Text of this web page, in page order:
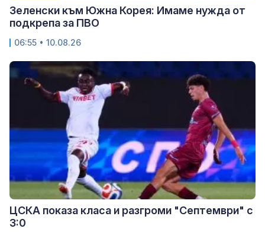
Зеленски към Южна Корея: Имаме нужда от
подкрепа за ПВО
06:55 • 10.08.26
ЦСКА показа класа и разгроми "Септември" с
3:0